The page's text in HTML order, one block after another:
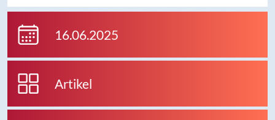
16.06.2025
Artikel